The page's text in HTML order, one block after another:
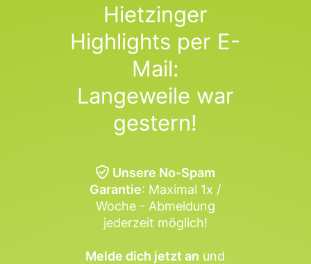
Hietzinger
Highlights per E-
Mail:
Langeweile war
gestern!
Unsere No-Spam
Garantie: Maximal 1x /
Woche - Abmeldung
jederzeit möglich!
Melde dich jetzt an und